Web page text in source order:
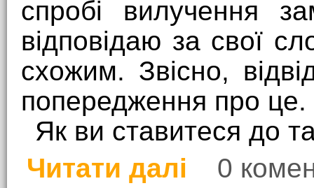
спробі вилучення
відповідаю за свої
схожим. Звісно,
попередження про це.
Як ви ставитеся до
Читати далі
про Пропозиція
0